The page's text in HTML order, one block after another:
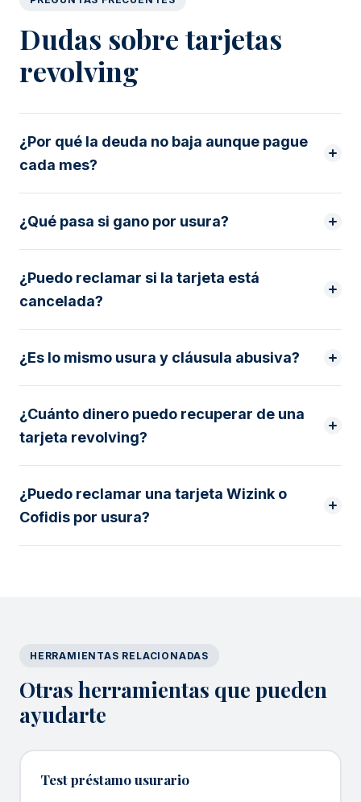
Dudas sobre tarjetas
revolving
¿Por qué la deuda no baja aunque pague
cada mes?
¿Qué pasa si gano por usura?
¿Puedo reclamar si la tarjeta está
cancelada?
¿Es lo mismo usura y cláusula abusiva?
¿Cuánto dinero puedo recuperar de una
tarjeta revolving?
¿Puedo reclamar una tarjeta Wizink o
Cofidis por usura?
HERRAMIENTAS RELACIONADAS
Otras herramientas que pueden
ayudarte
Test préstamo usurario